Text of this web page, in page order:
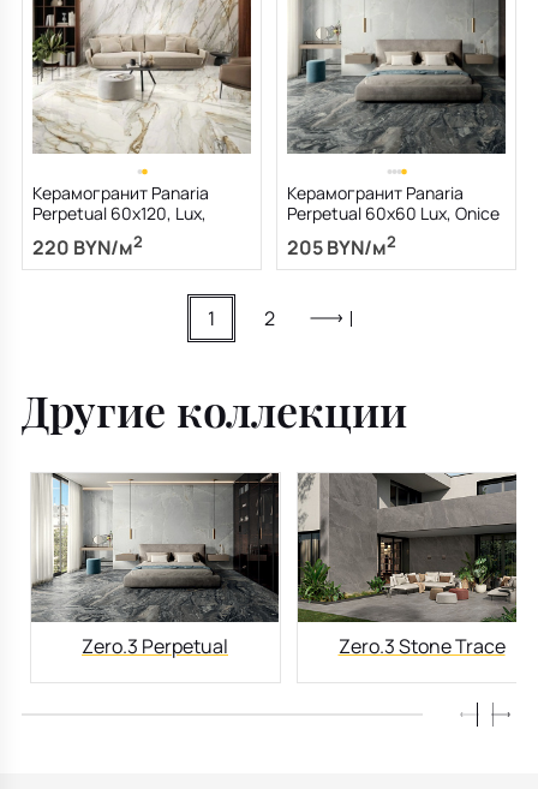
Керамогранит Panaria
Perpetual 60х120, Lux,
Venato Gold, 9 мм
220 BYN/м2
Керамогранит Panaria
Perpetual 60х60 Lux, Onice
205 BYN/м2
1 2
Другие коллекции
Zero.3 Perpetual Zero.3 Stone Trace